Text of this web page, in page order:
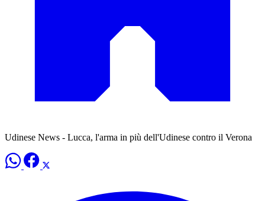
Udinese News - Lucca, l'arma in più dell'Udinese contro il Verona